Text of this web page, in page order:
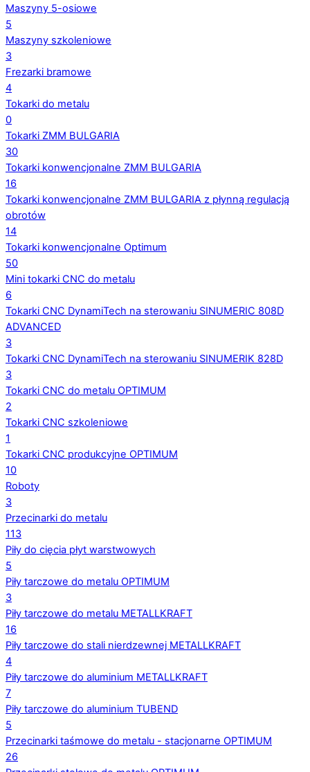
Maszyny 5-osiowe
5
Maszyny szkoleniowe
3
Frezarki bramowe
4
Tokarki do metalu
0
Tokarki ZMM BULGARIA
30
Tokarki konwencjonalne ZMM BULGARIA
16
Tokarki konwencjonalne ZMM BULGARIA z płynną regulacją
obrotów
14
Tokarki konwencjonalne Optimum
50
Mini tokarki CNC do metalu
6
Tokarki CNC DynamiTech na sterowaniu SINUMERIC 808D
ADVANCED
3
Tokarki CNC DynamiTech na sterowaniu SINUMERIK 828D
3
Tokarki CNC do metalu OPTIMUM
2
Tokarki CNC szkoleniowe
1
Tokarki CNC produkcyjne OPTIMUM
10
Roboty
3
Przecinarki do metalu
113
Piły do cięcia płyt warstwowych
5
Piły tarczowe do metalu OPTIMUM
3
Piły tarczowe do metalu METALLKRAFT
16
Piły tarczowe do stali nierdzewnej METALLKRAFT
4
Piły tarczowe do aluminium METALLKRAFT
7
Piły tarczowe do aluminium TUBEND
5
Przecinarki taśmowe do metalu - stacjonarne OPTIMUM
26